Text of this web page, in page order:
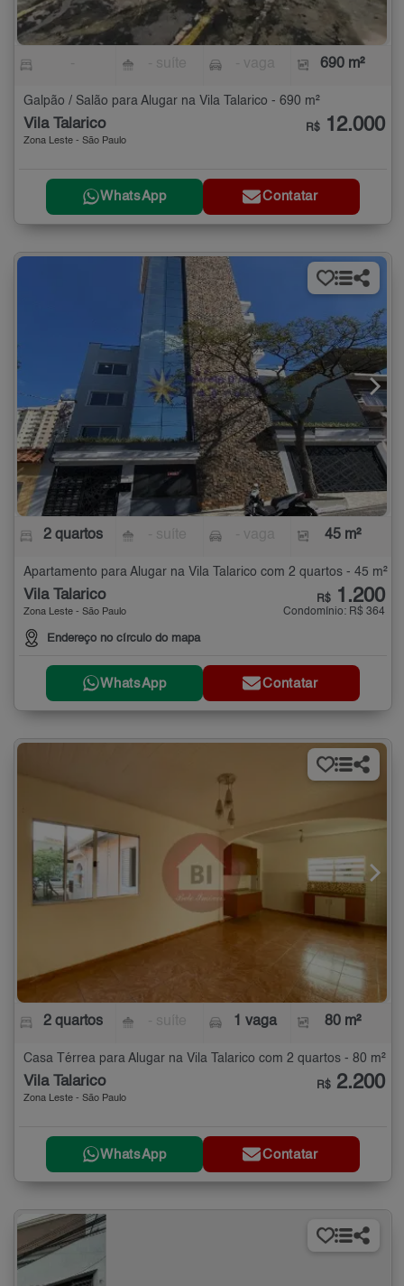
690 m²
Galpão / Salão para Alugar na Vila Talarico - 690 m²
Vila Talarico
Zona Leste - São Paulo
R$ 12.000
WhatsApp Contatar
2 quartos 45 m²
Apartamento para Alugar na Vila Talarico com 2 quartos - 45 m²
Vila Talarico
Zona Leste - São Paulo
Endereço no círculo do mapa
R$ 1.200
Condomínio: R$ 364
WhatsApp Contatar
2 quartos 1 vaga 80 m²
Casa Térrea para Alugar na Vila Talarico com 2 quartos - 80 m²
Vila Talarico
Zona Leste - São Paulo
R$ 2.200
WhatsApp Contatar